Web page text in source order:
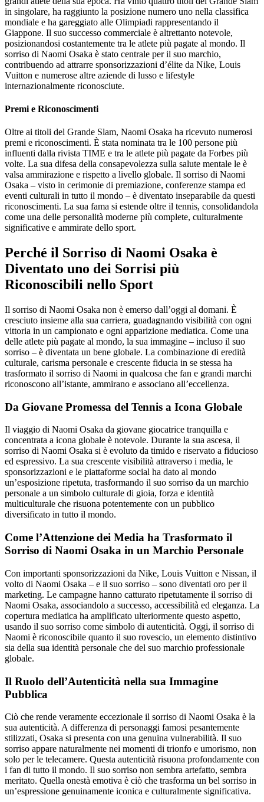
in singolare, ha raggiunto la posizione numero uno nella classifica
mondiale e ha gareggiato alle Olimpiadi rappresentando il
Giappone. Il suo successo commerciale è altrettanto notevole,
posizionandosi costantemente tra le atlete più pagate al mondo. Il
sorriso di Naomi Osaka è stato centrale per il suo marchio,
contribuendo ad attrarre sponsorizzazioni d’élite da Nike, Louis
Vuitton e numerose altre aziende di lusso e lifestyle
internazionalmente riconosciute.
Premi e Riconoscimenti
Oltre ai titoli del Grande Slam, Naomi Osaka ha ricevuto numerosi
premi e riconoscimenti. È stata nominata tra le 100 persone più
influenti dalla rivista TIME e tra le atlete più pagate da Forbes più
volte. La sua difesa della consapevolezza sulla salute mentale le è
valsa ammirazione e rispetto a livello globale. Il sorriso di Naomi
Osaka – visto in cerimonie di premiazione, conferenze stampa ed
eventi culturali in tutto il mondo – è diventato inseparabile da questi
riconoscimenti. La sua fama si estende oltre il tennis, consolidandola
come una delle personalità moderne più complete, culturalmente
significative e ammirate dello sport.
Perché il Sorriso di Naomi Osaka è
Diventato uno dei Sorrisi più
Riconoscibili nello Sport
Il sorriso di Naomi Osaka non è emerso dall’oggi al domani. È
cresciuto insieme alla sua carriera, guadagnando visibilità con ogni
vittoria in un campionato e ogni apparizione mediatica. Come una
delle atlete più pagate al mondo, la sua immagine – incluso il suo
sorriso – è diventata un bene globale. La combinazione di eredità
culturale, carisma personale e crescente fiducia in se stessa ha
trasformato il sorriso di Naomi in qualcosa che fan e grandi marchi
riconoscono all’istante, ammirano e associano all’eccellenza.
Da Giovane Promessa del Tennis a Icona Globale
Il viaggio di Naomi Osaka da giovane giocatrice tranquilla e
concentrata a icona globale è notevole. Durante la sua ascesa, il
sorriso di Naomi Osaka si è evoluto da timido e riservato a fiducioso
ed espressivo. La sua crescente visibilità attraverso i media, le
sponsorizzazioni e le piattaforme social ha dato al mondo
un’esposizione ripetuta, trasformando il suo sorriso da un marchio
personale a un simbolo culturale di gioia, forza e identità
multiculturale che risuona potentemente con un pubblico
diversificato in tutto il mondo.
Come l’Attenzione dei Media ha Trasformato il
Sorriso di Naomi Osaka in un Marchio Personale
Con importanti sponsorizzazioni da Nike, Louis Vuitton e Nissan, il
volto di Naomi Osaka – e il suo sorriso – sono diventati oro per il
marketing. Le campagne hanno catturato ripetutamente il sorriso di
Naomi Osaka, associandolo a successo, accessibilità ed eleganza. La
copertura mediatica ha amplificato ulteriormente questo aspetto,
usando il suo sorriso come simbolo di autenticità. Oggi, il sorriso di
Naomi è riconoscibile quanto il suo rovescio, un elemento distintivo
sia della sua identità personale che del suo marchio professionale
globale.
Il Ruolo dell’Autenticità nella sua Immagine
Pubblica
Ciò che rende veramente eccezionale il sorriso di Naomi Osaka è la
sua autenticità. A differenza di personaggi famosi pesantemente
stilizzati, Osaka si presenta con una genuina vulnerabilità. Il suo
sorriso appare naturalmente nei momenti di trionfo e umorismo, non
solo per le telecamere. Questa autenticità risuona profondamente con
i fan di tutto il mondo. Il suo sorriso non sembra artefatto, sembra
meritato. Quella onestà emotiva è ciò che trasforma un bel sorriso in
un’espressione genuinamente iconica e culturalmente significativa.